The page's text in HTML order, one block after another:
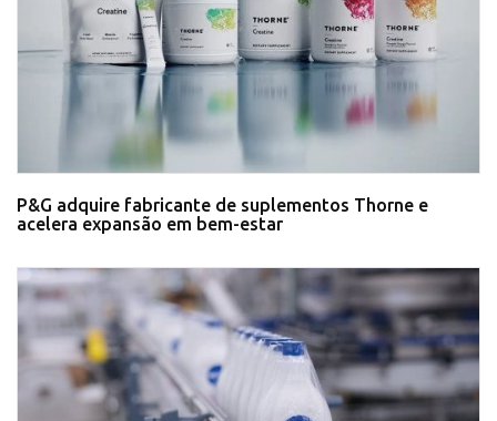
P&G adquire fabricante de suplementos Thorne e
acelera expansão em bem-estar